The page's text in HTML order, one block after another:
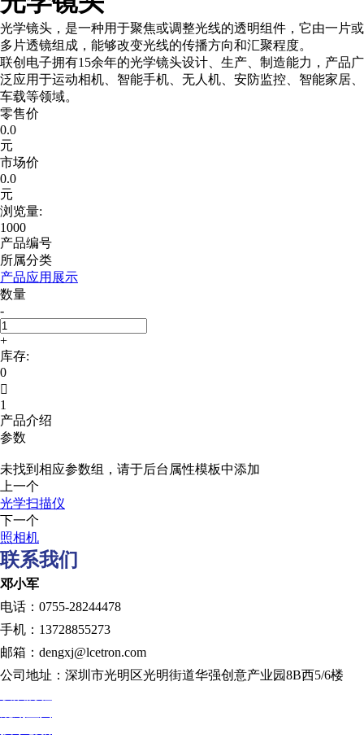
光学镜头，是一种用于聚焦或调整光线的透明组件，它由一片或
多片透镜组成，能够改变光线的传播方向和汇聚程度。
联创电子拥有15余年的光学镜头设计、生产、制造能力，产品广
泛应用于运动相机、智能手机、无人机、安防监控、智能家居、
车载等领域。
零售价
0.0
元
市场价
0.0
元
浏览量:
1000
产品编号
所属分类
产品应用展示
数量
-
+
库存:
0

1
产品介绍
参数
未找到相应参数组，请于后台属性模板中添加
上一个
光学扫描仪
下一个
照相机
联系我们
邓小军
电话：0755-28244478
手机：13728855273
邮箱：dengxj@lcetron.com
公司地址：深圳市光明区光明街道华强创意产业园8B西5/6楼